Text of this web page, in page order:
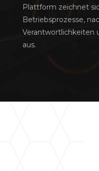
Plattform zeichnet
Betriebsprozesse,
Verantwortlichkeiten
aus.